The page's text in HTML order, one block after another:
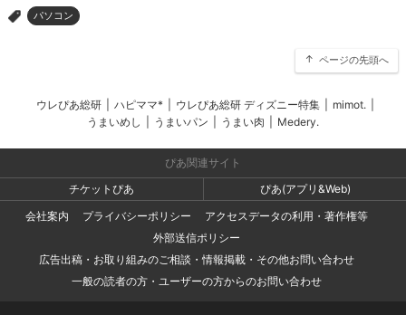
> パソコン
ページの先頭へ
ウレぴあ総研 ハピママ* ウレぴあ総研 ディズニー特集 mimot.
うまいめし
うまいパン うまい肉 Medery.
ぴあ関連サイト
チケットぴあ
ぴあ(アプリ&Web)
会社案内
プライバシーポリシー
アクセスデータの利用・著作権等
外部送信ポリシー
広告出稿・お取り組みのご相談・情報掲載・その他お問い合わせ
一般の読者の方・ユーザーの方からのお問い合わせ